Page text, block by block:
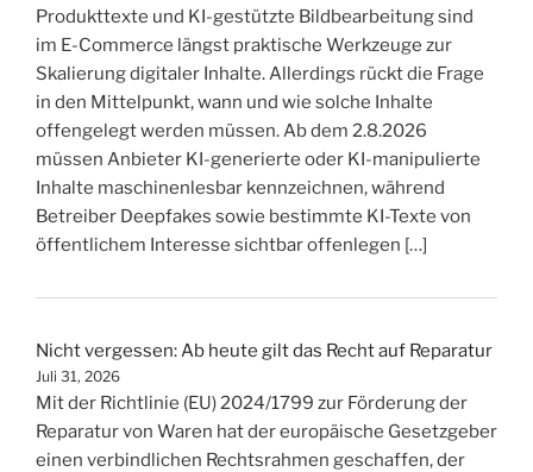
Produkttexte und KI-gestützte Bildbearbeitung sind
im E-Commerce längst praktische Werkzeuge zur
Skalierung digitaler Inhalte. Allerdings rückt die Frage
in den Mittelpunkt, wann und wie solche Inhalte
offengelegt werden müssen. Ab dem 2.8.2026
müssen Anbieter KI-generierte oder KI-manipulierte
Inhalte maschinenlesbar kennzeichnen, während
Betreiber Deepfakes sowie bestimmte KI-Texte von
öffentlichem Interesse sichtbar offenlegen […]
Nicht vergessen: Ab heute gilt das Recht auf Reparatur
Juli 31, 2026
Mit der Richtlinie (EU) 2024/1799 zur Förderung der
Reparatur von Waren hat der europäische Gesetzgeber
einen verbindlichen Rechtsrahmen geschaffen, der